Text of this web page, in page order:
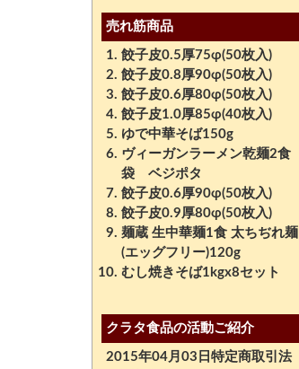
売れ筋商品
餃子皮0.5厚75φ(50枚入)
餃子皮0.8厚90φ(50枚入)
餃子皮0.6厚80φ(50枚入)
餃子皮1.0厚85φ(40枚入)
ゆで中華そば150g
ヴィーガンラーメン乾麺2食
袋 ベジポタ
餃子皮0.6厚90φ(50枚入)
餃子皮0.9厚80φ(50枚入)
麺蔵 生中華麺1食 太ちぢれ麺
(エッグフリー)120g
むし焼きそば1kgx8セット
クラタ食品の活動ご紹介
2015年04月03日特定商取引法